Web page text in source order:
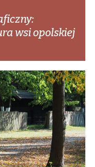
wsi opolskiej